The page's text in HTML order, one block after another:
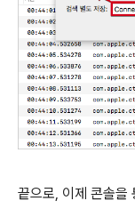
끝으로, 이제 콘솔